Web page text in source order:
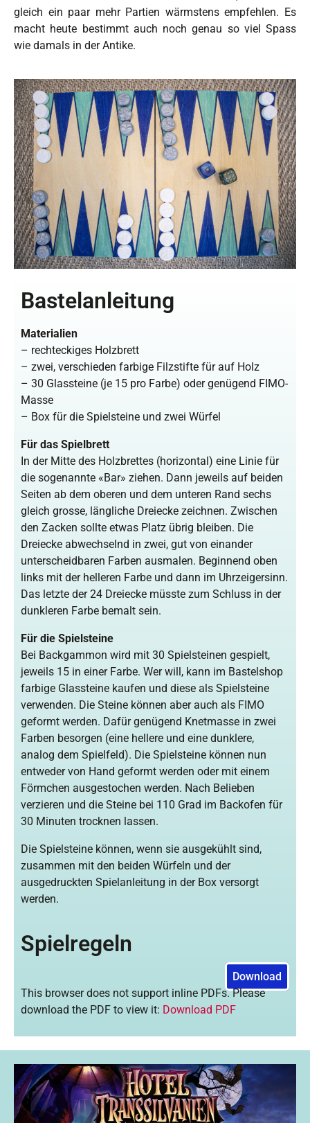
gleich ein paar mehr Partien wärmstens empfehlen. Es
macht heute bestimmt auch noch genau so viel Spass
wie damals in der Antike.
Bastelanleitung
Materialien
– rechteckiges Holzbrett
– zwei, verschieden farbige Filzstifte für auf Holz
– 30 Glassteine (je 15 pro Farbe) oder genügend FIMO-
Masse
– Box für die Spielsteine und zwei Würfel
Für das Spielbrett
In der Mitte des Holzbrettes (horizontal) eine Linie für
die sogenannte «Bar» ziehen. Dann jeweils auf beiden
Seiten ab dem oberen und dem unteren Rand sechs
gleich grosse, längliche Dreiecke zeichnen. Zwischen
den Zacken sollte etwas Platz übrig bleiben. Die
Dreiecke abwechselnd in zwei, gut von einander
unterscheidbaren Farben ausmalen. Beginnend oben
links mit der helleren Farbe und dann im Uhrzeigersinn.
Das letzte der 24 Dreiecke müsste zum Schluss in der
dunkleren Farbe bemalt sein.
Für die Spielsteine
Bei Backgammon wird mit 30 Spielsteinen gespielt,
jeweils 15 in einer Farbe. Wer will, kann im Bastelshop
farbige Glassteine kaufen und diese als Spielsteine
verwenden. Die Steine können aber auch als FIMO
geformt werden. Dafür genügend Knetmasse in zwei
Farben besorgen (eine hellere und eine dunklere,
analog dem Spielfeld). Die Spielsteine können nun
entweder von Hand geformt werden oder mit einem
Förmchen ausgestochen werden. Nach Belieben
verzieren und die Steine bei 110 Grad im Backofen für
30 Minuten trocknen lassen.
Die Spielsteine können, wenn sie ausgekühlt sind,
zusammen mit den beiden Würfeln und der
ausgedruckten Spielanleitung in der Box versorgt
werden.
Spielregeln
Download
This browser does not support inline PDFs. Please
download the PDF to view it: Download PDF